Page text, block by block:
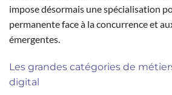
impose désormais une spécialisation
permanente face à la concurrence et
émergentes.
Les grandes catégories de
digital